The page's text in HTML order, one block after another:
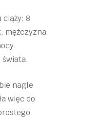
ciąży: 8
mężczyzna
nagle
więc do